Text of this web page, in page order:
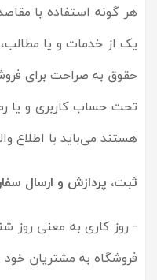
هر گونه استفاده با
یک از خدمات و یا مطالب،
حقوق به صراحت برای
هستند می‌‏باید با اطلاع
ثبت، پردازش و ارسال
- روز کاری به معنی روز
فروشگاه به مشتریان خود در 7 روز هفته و 24 ساعت در روز امکان